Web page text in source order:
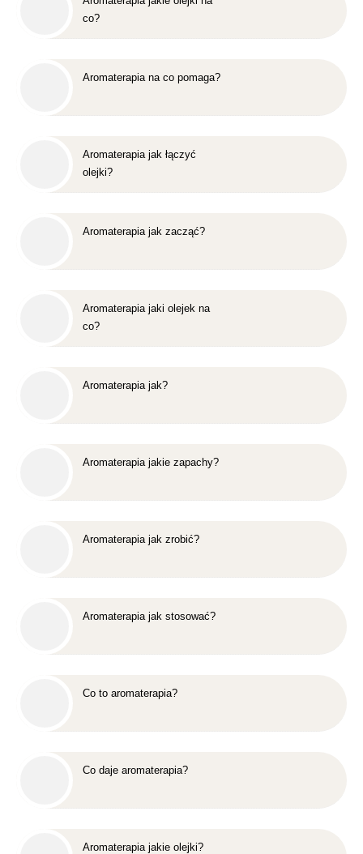
co?
Aromaterapia na co pomaga?
Aromaterapia jak łączyć
olejki?
Aromaterapia jak zacząć?
Aromaterapia jaki olejek na
co?
Aromaterapia jak?
Aromaterapia jakie zapachy?
Aromaterapia jak zrobić?
Aromaterapia jak stosować?
Co to aromaterapia?
Co daje aromaterapia?
Aromaterapia jakie olejki?